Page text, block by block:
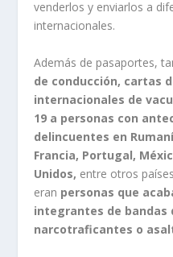
venderlos y enviarlos a
internacionales.
Además de pasaportes,
de conducción, cartas
internacionales de
19 a personas con
delincuentes en
Francia, Portugal,
Unidos, entre otros
eran personas que
integrantes de bandas
narcotraficantes o